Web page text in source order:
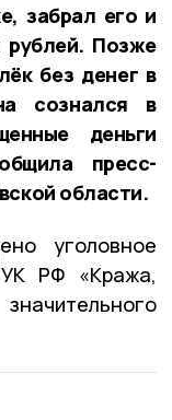
забрал его и
рублей. Позже
без денег в
сознался в
деньги
пресс-
области.
уголовное
РФ «Кража,